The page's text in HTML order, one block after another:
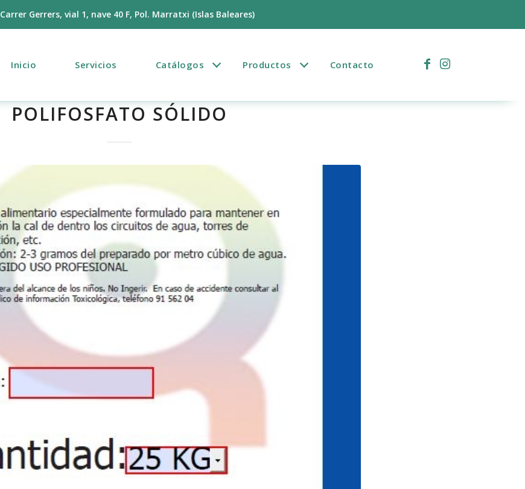
Carrer Gerrers, vial 1, nave 40 F, Pol. Marratxi (Islas Baleares)
Inicio Servicios Catálogos Productos Contacto
POLIFOSFATO SÓLIDO